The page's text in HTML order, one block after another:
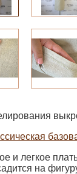
и легкое
на